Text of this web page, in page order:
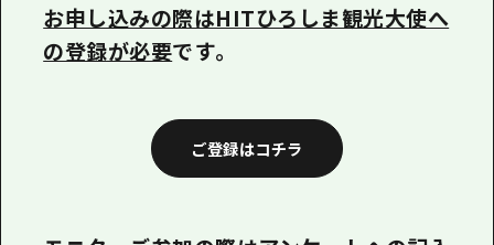
自然
半日
2泊3日
HIROSHIMA FREE Wi-Fi
観光案内所
ボランティアガイド
お申し込みの際はHITひろしま観光大使へ
の登録が必要です。
ご登録はコチラ